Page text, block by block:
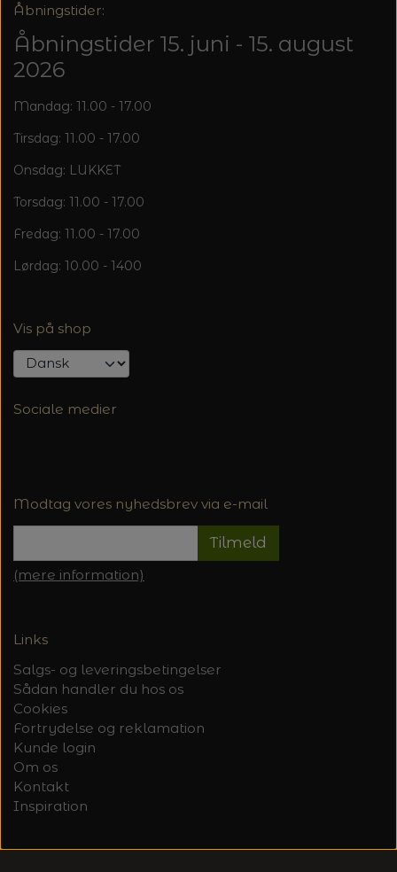
Åbningstider:
Åbningstider 15. juni - 15. august
2026
Mandag: 11.00 - 17.00
Tirsdag: 11.00 - 17.00
Onsdag: LUKKET
Torsdag: 11.00 - 17.00
Fredag: 11.00 - 17.00
Lørdag: 10.00 - 1400
Vis på shop
Sociale medier
Modtag vores nyhedsbrev via e-mail
Tilmeld
(mere information)
Links
Salgs- og leveringsbetingelser
Sådan handler du hos os
Cookies
Fortrydelse og reklamation
Kunde login
Om os
Kontakt
Inspiration